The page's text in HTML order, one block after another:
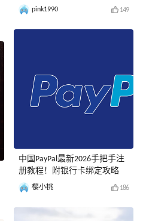
pink1990 149
中国PayPal最新2026手把手注
册教程！附银行卡绑定攻略
樱小桃 186